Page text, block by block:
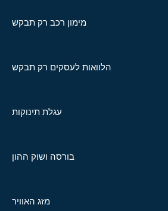
מימון רכב רק תבקש
הלוואות לעסקים רק תבקש
עגלת תינוקות
בורסה ושוק ההון
מזג האוויר